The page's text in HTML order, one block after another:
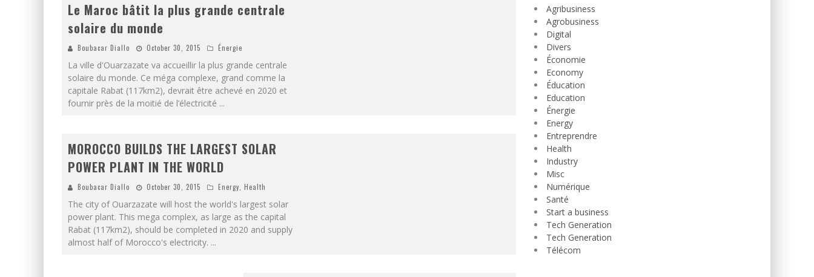
Le Maroc bâtit la plus grande centrale
solaire du monde
Boubacar Diallo October 30, 2015 Énergie
La ville d'Ouarzazate va accueillir la plus grande centrale
solaire du monde. Ce méga complexe, grand comme la
capitale Rabat (117km2), devrait être achevé en 2020 et
fournir près de la moitié de l’électricité ...
MOROCCO BUILDS THE LARGEST SOLAR
POWER PLANT IN THE WORLD
Boubacar Diallo October 30, 2015 Energy Health
The city of Ouarzazate will host the world's largest solar
power plant. This mega complex, as large as the capital
Rabat (117km2), should be completed in 2020 and supply
almost half of Morocco's electricity. ...
Agribusiness
Agrobusiness
Digital
Divers
Économie
Economy
Éducation
Education
Énergie
Energy
Entreprendre
Health
Industry
Misc
Numérique
Santé
Start a business
Tech Generation
Tech Generation
Télécom